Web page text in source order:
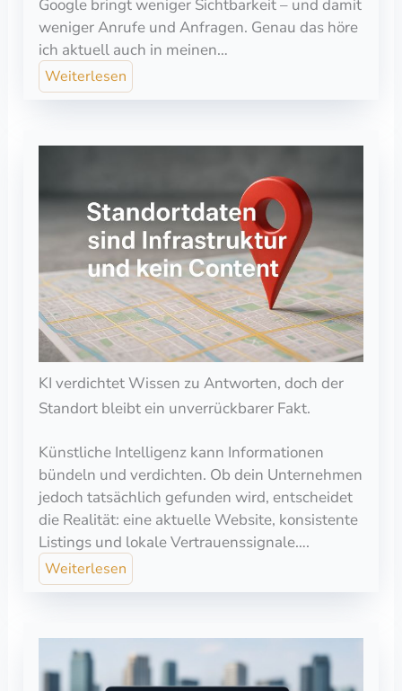
Google bringt weniger Sichtbarkeit – und damit
weniger Anrufe und Anfragen. Genau das höre
ich aktuell auch in meinen…
Weiterlesen
KI verdichtet Wissen zu Antworten, doch der
Standort bleibt ein unverrückbarer Fakt.
Künstliche Intelligenz kann Informationen
bündeln und verdichten. Ob dein Unternehmen
jedoch tatsächlich gefunden wird, entscheidet
die Realität: eine aktuelle Website, konsistente
Listings und lokale Vertrauenssignale….
Weiterlesen